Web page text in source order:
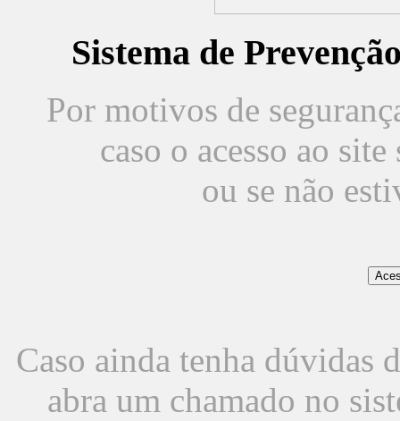
Sistema de
Por motivos de
caso o acesso ao
ou se não
Caso ainda tenha dúvidas
abra um chamado no